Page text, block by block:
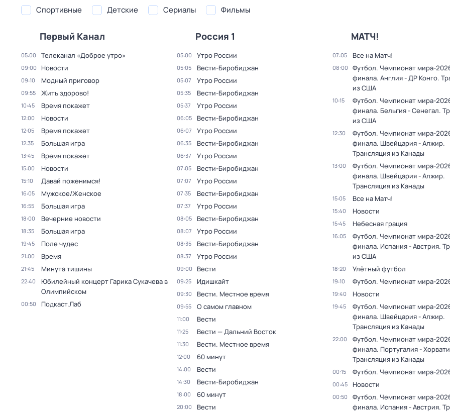
Спортивные Детские Сериалы Фильмы
Первый Канал
05:00 Телеканал «Доброе утро»
09:00 Новости
09:10 Модный приговор
09:55 Жить здорово!
10:45 Время покажет
12:00 Новости
12:05 Время покажет
12:35 Большая игра
13:45 Время покажет
15:00 Новости
15:10 Давай поженимся!
16:05 Мужское/Женское
16:55 Большая игра
18:00 Вечерние новости
18:35 Большая игра
19:45 Поле чудес
21:00 Время
21:45 Минута тишины
22:40
Юбилейный концерт Гарика Сукачева в
Олимпийском
00:50 Подкаст.Лаб
Россия 1
05:00 Утро России
05:05 Вести-Биробиджан
05:07 Утро России
05:35 Вести-Биробиджан
05:37 Утро России
06:05 Вести-Биробиджан
06:07 Утро России
06:35 Вести-Биробиджан
06:37 Утро России
07:05 Вести-Биробиджан
07:07 Утро России
07:35 Вести-Биробиджан
07:37 Утро России
08:05 Вести-Биробиджан
08:07 Утро России
08:35 Вести-Биробиджан
08:37 Утро России
09:00 Вести
09:25 Идишкайт
09:30 Вести. Местное время
09:55 О самом главном
11:00 Вести
11:25 Вести — Дальний Восток
11:30 Вести. Местное время
12:00 60 минут
14:00 Вести
14:30 Вести-Биробиджан
18:00 60 минут
20:00 Вести
МАТЧ!
07:05 Все на Матч!
08:00
Футбол. Чемпионат мира-
финала. Англия - ДР Конго.
из США
10:15
Футбол. Чемпионат мира-
финала. Бельгия - Сенегал.
из США
12:30
Футбол. Чемпионат мира-
финала. Швейцария - Алжир.
Трансляция из Канады
13:00
Футбол. Чемпионат мира-
финала. Швейцария - Алжир.
Трансляция из Канады
15:05 Все на Матч!
15:40 Новости
15:45 Небесная грация
16:05
Футбол. Чемпионат мира-
финала. Испания - Австрия.
из США
18:20 Улётный футбол
19:10 Футбол. Чемпионат мира-
19:40 Новости
19:45
Футбол. Чемпионат мира-
финала. Швейцария - Алжир.
Трансляция из Канады
22:00
Футбол. Чемпионат мира-
финала. Португалия -
Трансляция из Канады
00:15 Футбол. Чемпионат мира-
00:45 Новости
00:50
Футбол. Чемпионат мира-
финала. Испания - Австрия.